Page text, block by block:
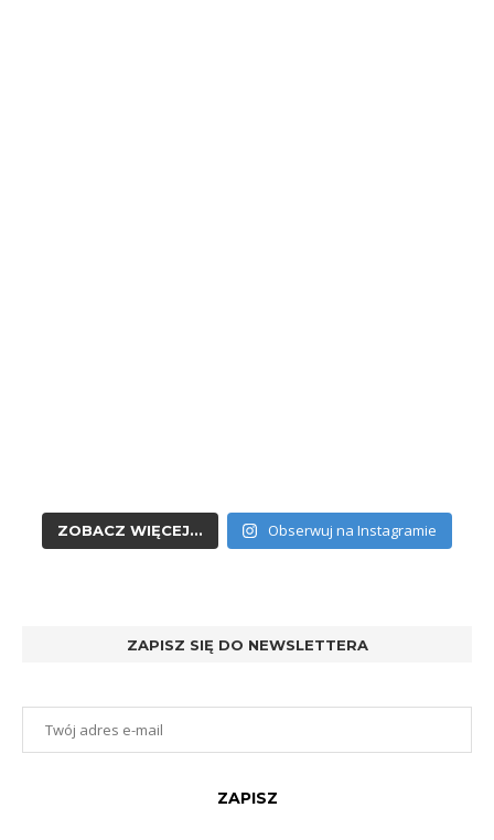
ZOBACZ WIĘCEJ... Obserwuj na Instagramie
ZAPISZ SIĘ DO NEWSLETTERA